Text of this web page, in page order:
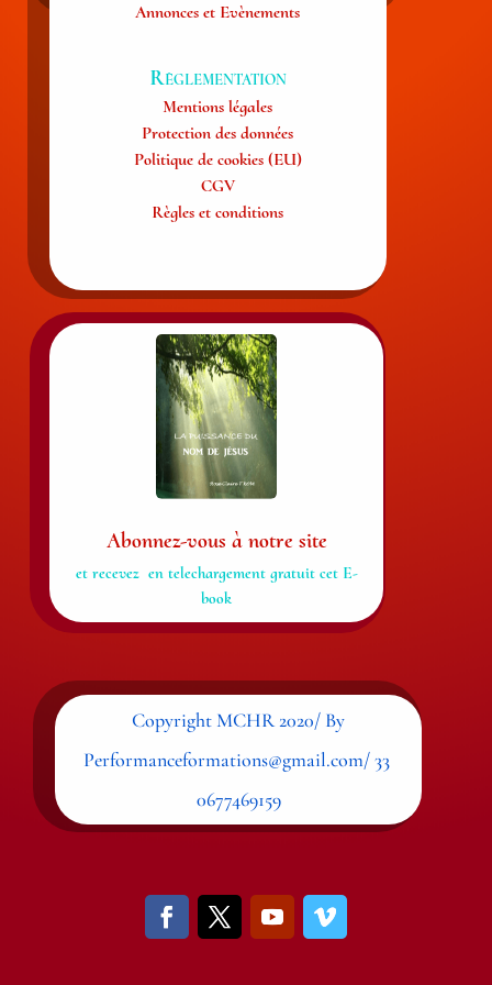
Annonces et Evènements
Règlementation
Mentions légales
Protection des données
Politique de cookies (EU)
CGV
Règles et conditions
Abonnez-vous à notre site
et recevez en telechargement gratuit cet E-
book
Copyright MCHR 2020/ By
Performanceformations@gmail.com/ 33
0677469159